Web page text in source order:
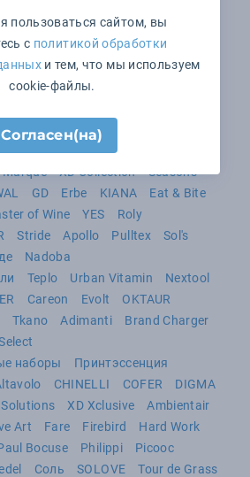
1
категории Товары для
Happy Gifts Extra
Marque XD Collection
Seasons
GD Erbe KIANA
Eat & Bite
of Wine YES
Roly
Stride Apollo Pulltex
Sol's
Nadoba
Teplo Urban Vitamin
Nextool
Careon Evolt
OKTAUR
Tkano Adimanti
Brand Charger
наборы
Принтэссенция
CHINELLI COFER
DIGMA
XD Xclusive
Ambientair
Art Fare Firebird
Hard Work
Bocuse Philippi
Picooc
Соль SOLOVE
Tour de Grass
пользоваться сайтом, вы
с политикой обработки
и тем, что мы используем
cookie-файлы.
Согласен(на)